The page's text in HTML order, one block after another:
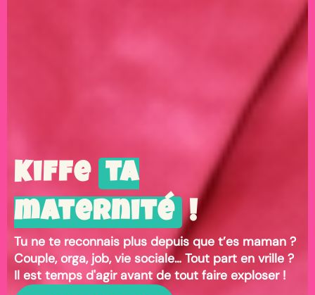
Kiffe ta
maternité !
Tu ne te reconnais plus depuis que t’es maman ?
Couple, orga, job, vie sociale… Tout part en vrille ?
Il est temps d'agir avant de tout faire exploser !